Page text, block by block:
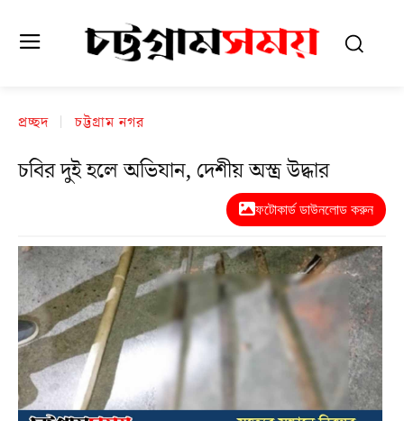
প্রচ্ছদ চট্টগ্রাম নগর
চবির দুই হলে অভিযান, দেশীয় অস্ত্র উদ্ধার
ফটোকার্ড ডাউনলোড করুন